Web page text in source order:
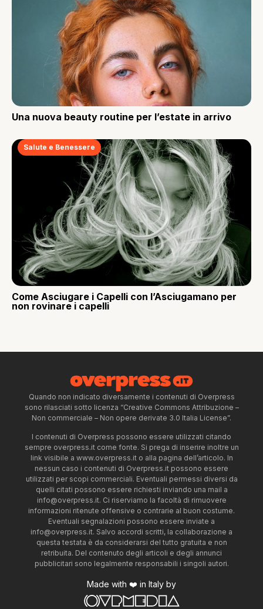
Una nuova beauty routine per l’estate in arrivo
Salute e Benessere
Come Asciugare i Capelli con l’Asciugamano per
non rovinare i capelli
Quando non indicato diversamente i contenuti di Overpress
sono rilasciati sotto licenza “Creative Commons Attribuzione –
Non commerciale – Non opere derivate 3.0 Italia License”.
I contenuti di Overpress possono essere utilizzati citando
sempre overpress.it come fonte. Si prega di inserire inoltre un
link visibile a www.overpress.it o alla pagina dell’articolo. In
nessun caso i contenuti di Overpress.it possono essere
utilizzati per scopi commerciali. Eventuali permessi diversi da
quelli citati possono essere richiesti inviando una mail a
info@overpress.it. Ci riserviamo la facoltà di rimuovere
informazioni ritenute offensive o contrarie al buon costume.
Eventuali segnalazioni possono essere inviate a
info@overpress.it. Salvo accordi scritti, la collaborazione a
questa testata è da considerarsi del tutto gratuita e non
retribuita. Del contenuto degli articoli e degli annunci
pubblicitari sono legalmente responsabili i singoli autori.
Made with ❤️ in Italy by